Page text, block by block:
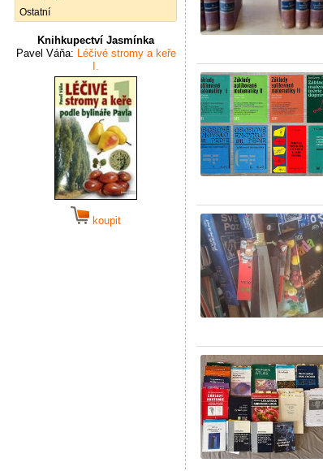
Ostatní
Knihkupectví Jasmínka
Pavel Váňa: Léčivé stromy a keře
I.
koupit